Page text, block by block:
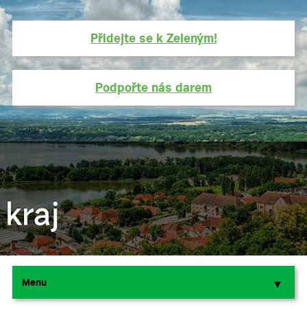
Přidejte se k Zeleným!
Podpořte nás darem
Menu ▼
▼